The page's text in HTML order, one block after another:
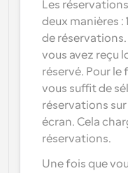
Les
deux manières :
de
vous avez reçu
réservé. Pour le
vous suffit de
réservations
écran. Cela
réservations.
Une fois que